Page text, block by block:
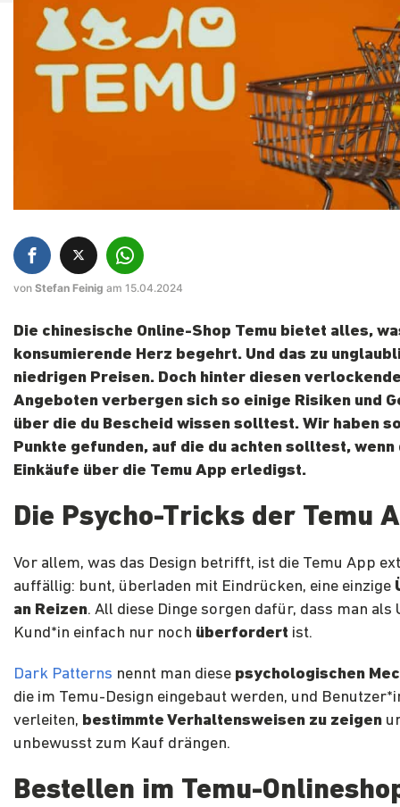
von Stefan Feinig am 15.04.2024
Die chinesische Online-Shop Temu bietet alles,
konsumierende Herz begehrt. Und das zu
niedrigen Preisen. Doch hinter diesen
Angeboten verbergen sich so einige Risiken und
über die du Bescheid wissen solltest. Wir haben
Punkte gefunden, auf die du achten solltest, wenn
Einkäufe über die Temu App erledigst.
Die Psycho-Tricks der Temu
Vor allem, was das Design betrifft, ist die Temu App
auffällig: bunt, überladen mit Eindrücken, eine einzige
an Reizen. All diese Dinge sorgen dafür, dass man als
Kund*in einfach nur noch überfordert ist.
Dark Patterns nennt man diese psychologischen
die im Temu-Design eingebaut werden, und
verleiten, bestimmte Verhaltensweisen zu zeigen
unbewusst zum Kauf drängen.
Bestellen im Temu-